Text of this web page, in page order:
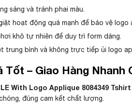
sáng và tránh phai màu.
hoạt động quá mạnh để bảo vệ logo
khô tự nhiên để duy trì form dáng.
trung bình và không trực tiếp ủi logo
Tốt – Giao Hàng Nhanh
With Logo Applique 8084349
đúng cam kết chất lượng.